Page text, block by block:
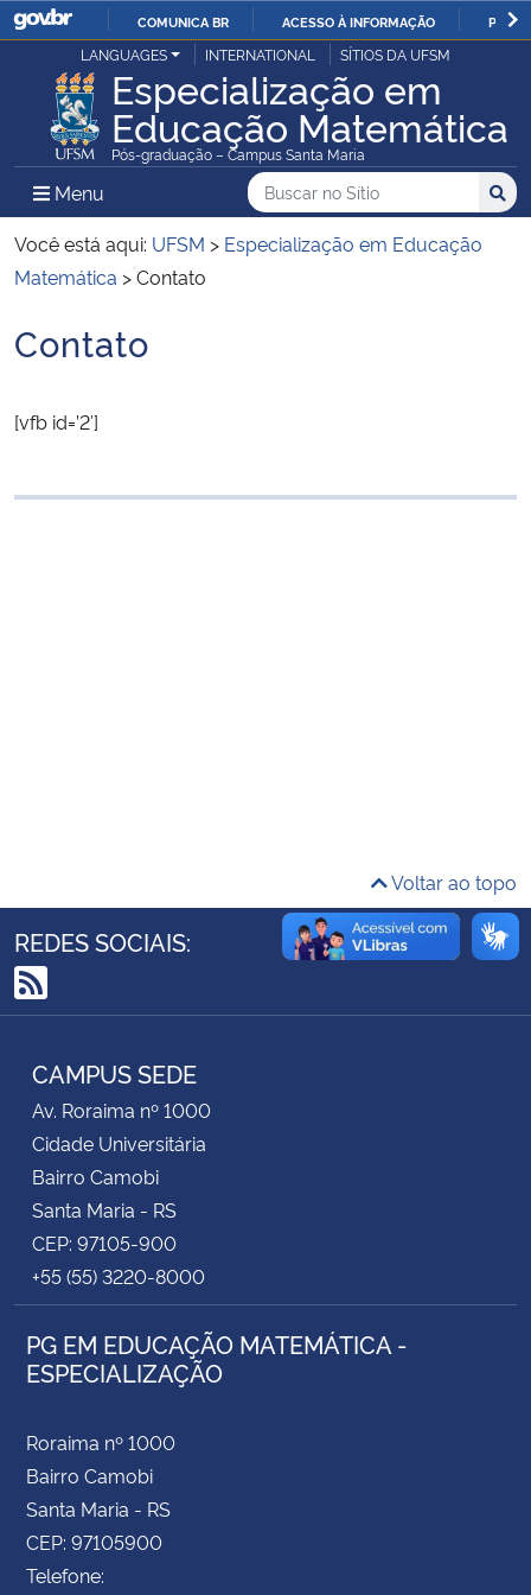
IR
PARA
O
CONTEÚDO
COMUNICA BR ACESSO À INFORMAÇÃO
Ministério da Justiça e Segurança Pública
Ministério da Defesa
Ministério das Relações Exteriores
Ministério da Infraestrutura
Ministério da Agricultura, Pecuária e Abastecimento
Controladoria-Geral da União
Secretaria-Geral
Secretaria de Governo
Gabinete de Segurança Institucional
Advocacia-Geral da União
Banco Central do Brasil
Planalto
LANGUAGES INTERNATIONAL SÍTIOS DA UFSM
Especialização em
Educação Matemática
Pós-graduação – Campus Santa Maria
Menu Menu Principal do Sítio
Busca
Buscar no no Sítio
Busca:
Você está aqui: UFSM > Especialização em Educação
Matemática >Contato
Início do conteúdo
Contato
[vfb id=’2′]
Voltar ao topo
REDES SOCIAIS:
RSS
CAMPUS SEDE
Av. Roraima nº 1000
Cidade Universitária
Bairro Camobi
Santa Maria - RS
CEP: 97105-900
+55 (55) 3220-8000
PG EM EDUCAÇÃO MATEMÁTICA -
ESPECIALIZAÇÃO
Roraima nº 1000
Bairro Camobi
Santa Maria - RS
CEP: 97105900
Telefone: